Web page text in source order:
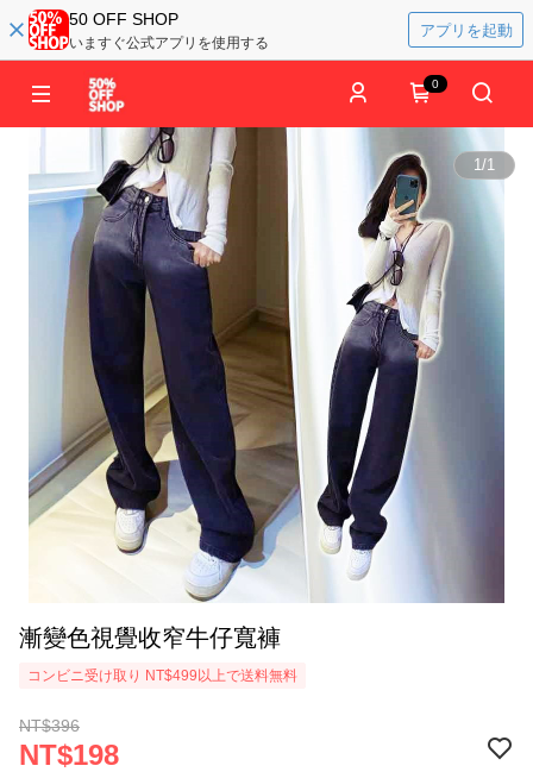
50 OFF SHOP
いますぐ公式アプリを使用する
アプリを起動
0
1/1
漸變色視覺收窄牛仔寬褲
コンビニ受け取り NT$499以上で送料無料
NT$396
NT$198